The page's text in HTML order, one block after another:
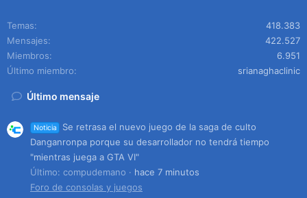
Temas
418.383
Mensajes
422.527
Miembros
6.951
Último miembro
srianaghaclinic
Último mensaje
Noticia
Se retrasa el nuevo juego de la saga de culto
Danganronpa porque su desarrollador no tendrá tiempo
"mientras juega a GTA VI"
Último: compudemano
hace 7 minutos
Foro de consolas y juegos